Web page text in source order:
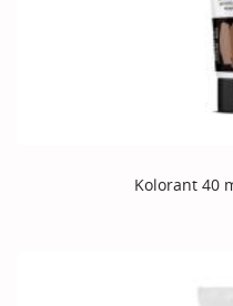
Kolorant 40